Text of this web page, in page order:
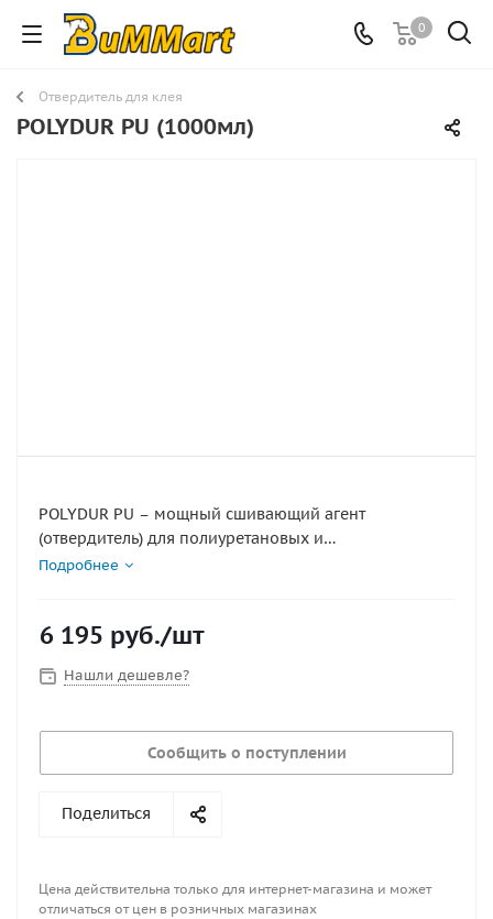
0
Отвердитель для клея
POLYDUR PU (1000мл)
POLYDUR PU – мощный сшивающий агент
(отвердитель) для полиуретановых и
полихлоропреновых клеев. Улучшает прочность,
с трудносклеиваемыми материалами.
Подробнее
6 195 руб./шт
Нашли дешевле?
Сообщить о поступлении
Поделиться
Цена действительна только для интернет-магазина и может
отличаться от цен в розничных магазинах